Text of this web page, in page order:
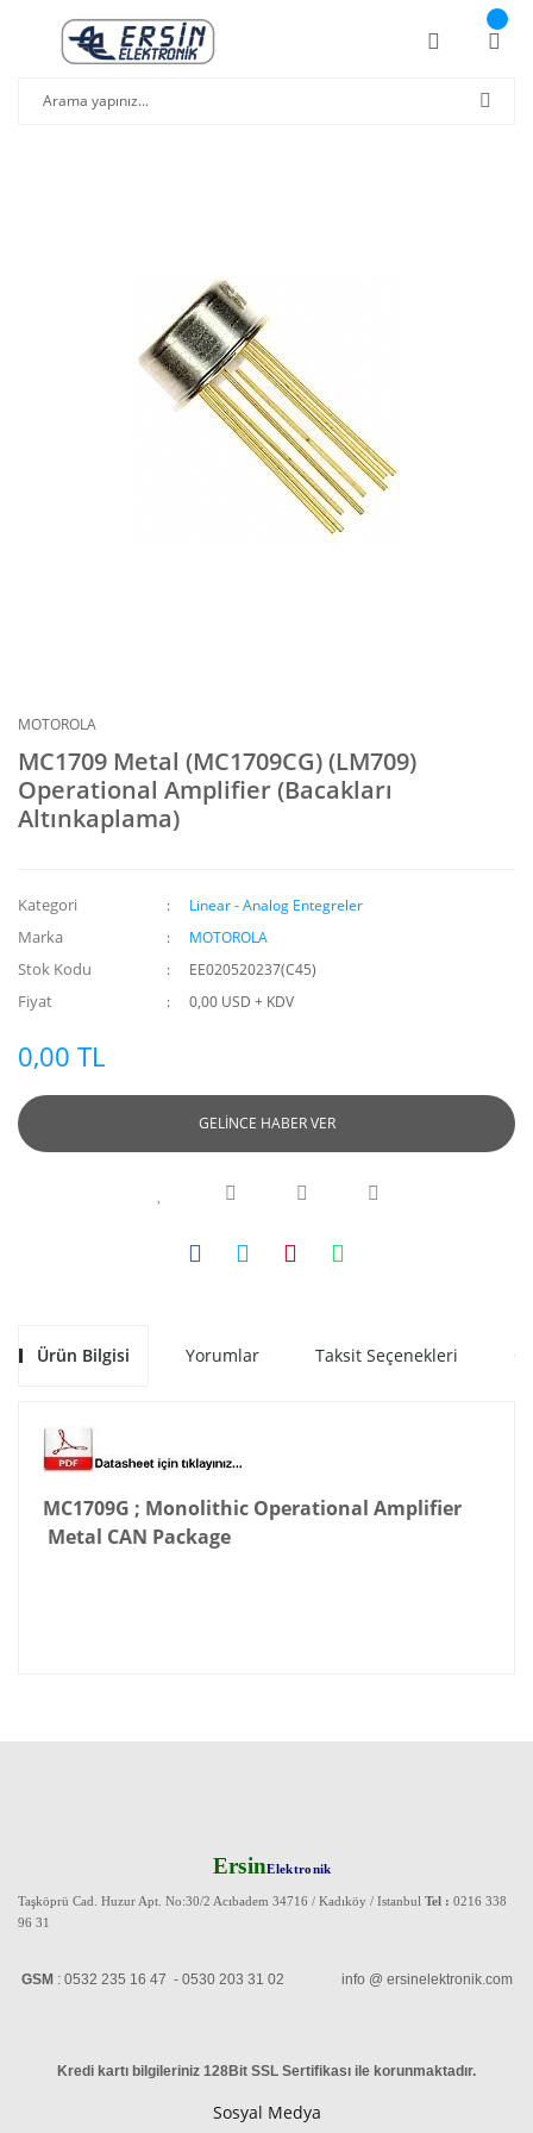
MOTOROLA
MC1709 Metal (MC1709CG) (LM709)
Operational Amplifier (Bacakları
Altınkaplama)
Kategori Linear - Analog Entegreler
Marka MOTOROLA
Stok Kodu EE020520237(C45)
Fiyat 0,00 USD + KDV
0,00 TL
GELİNCE HABER VER
Ürün Bilgisi Yorumlar Taksit Seçenekleri
MC1709G ; Monolithic Operational Amplifier
Metal CAN Package
ErsinElektronik
Taşköprü Cad. Huzur Apt. No:30/2 Acıbadem 34716 / Kadıköy / Istanbul Tel : 0216 338
96 31
GSM : 0532 235 16 47 - 0530 203 31 02 info @ ersinelektronik.com
Kredi kartı bilgileriniz 128Bit SSL Sertifikası ile korunmaktadır.
Sosyal Medya